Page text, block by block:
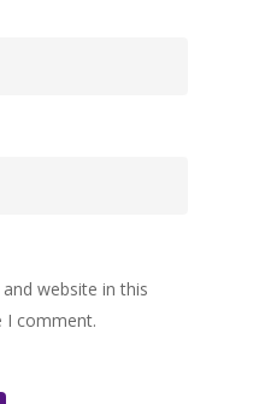
website in this
I comment.